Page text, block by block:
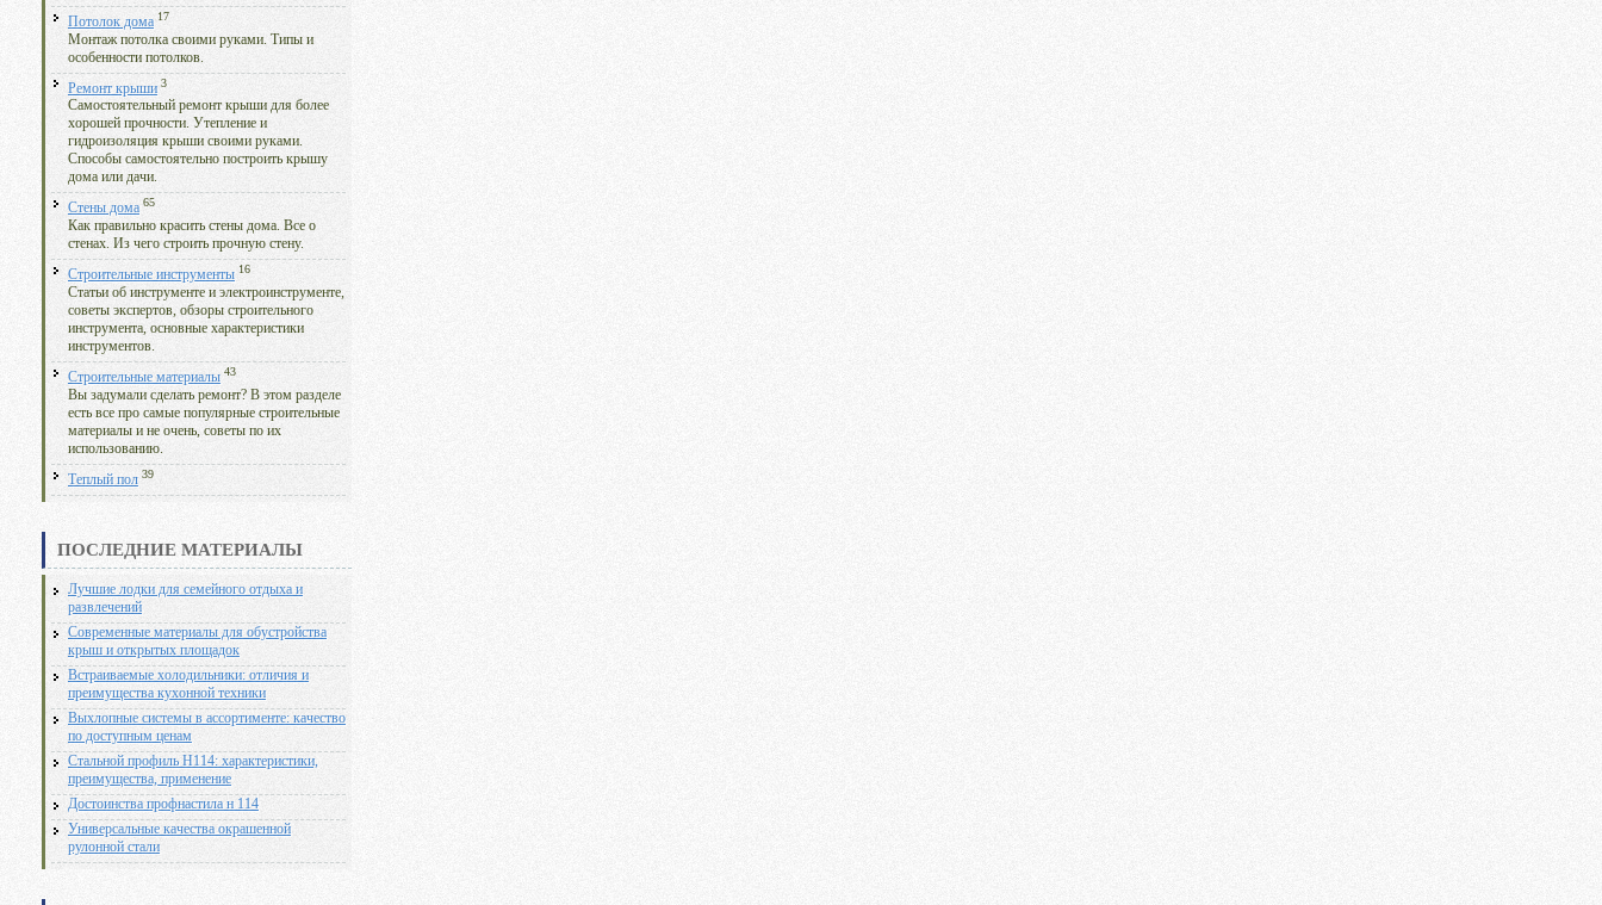
Потолок дома 17
Монтаж потолка своими руками. Типы и
особенности потолков.
Ремонт крыши 3
Самостоятельный ремонт крыши для более
хорошей прочности. Утепление и
гидроизоляция крыши своими руками.
Способы самостоятельно построить крышу
дома или дачи.
Стены дома 65
Как правильно красить стены дома. Все о
стенах. Из чего строить прочную стену.
Строительные инструменты 16
Статьи об инструменте и электроинструменте,
советы экспертов, обзоры строительного
инструмента, основные характеристики
инструментов.
Строительные материалы 43
Вы задумали сделать ремонт? В этом разделе
есть все про самые популярные строительные
материалы и не очень, советы по их
использованию.
Теплый пол 39
ПОСЛЕДНИЕ МАТЕРИАЛЫ
Лучшие лодки для семейного отдыха и
развлечений
Современные материалы для обустройства
крыш и открытых площадок
Встраиваемые холодильники: отличия и
преимущества кухонной техники
Выхлопные системы в ассортименте: качество
по доступным ценам
Стальной профиль Н114: характеристики,
преимущества, применение
Достоинства профнастила н 114
Универсальные качества окрашенной
рулонной стали